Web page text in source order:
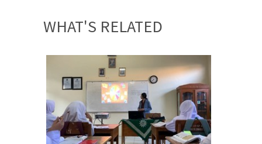
WHAT'S RELATED